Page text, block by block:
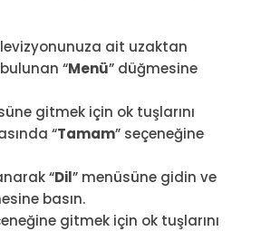
ait uzaktan
“Menü” düğmesine
gitmek için ok tuşlarını
“Tamam” seçeneğine
“Dil” menüsüne gidin ve
basın.
gitmek için ok tuşlarını